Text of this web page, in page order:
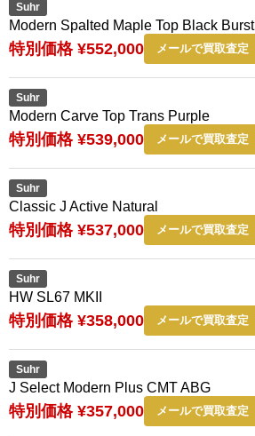
Suhr
Modern Spalted Maple Top Black Burst
特別価格 ¥552,000 メールで買取査定
Suhr
Modern Carve Top Trans Purple
特別価格 ¥539,000 メールで買取査定
Suhr
Classic J Active Natural
特別価格 ¥537,000 メールで買取査定
Suhr
HW SL67 MKII
特別価格 ¥358,000 メールで買取査定
Suhr
J Select Modern Plus CMT ABG
特別価格 ¥357,000 メールで買取査定